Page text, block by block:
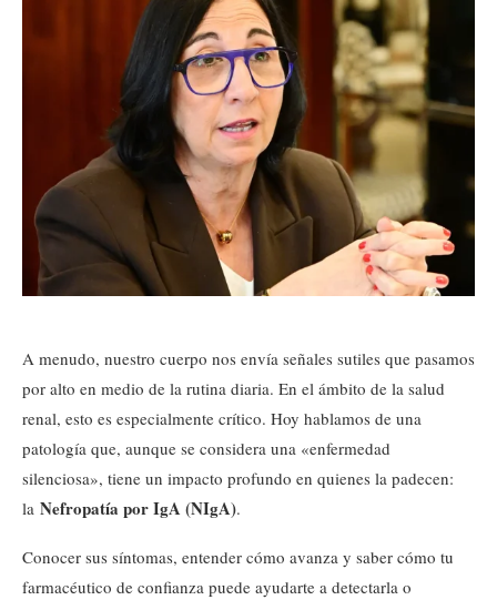
A menudo, nuestro cuerpo nos envía señales sutiles que pasamos
por alto en medio de la rutina diaria. En el ámbito de la salud
renal, esto es especialmente crítico. Hoy hablamos de una
patología que, aunque se considera una «enfermedad
silenciosa», tiene un impacto profundo en quienes la padecen:
la Nefropatía por IgA (NIgA).
Conocer sus síntomas, entender cómo avanza y saber cómo tu
farmacéutico de confianza puede ayudarte a detectarla o